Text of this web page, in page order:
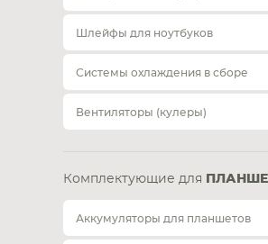
Шлейфы для ноутбуков
Системы охлаждения в сборе
Вентиляторы (кулеры)
Комплектующие для
Аккумуляторы для планшетов